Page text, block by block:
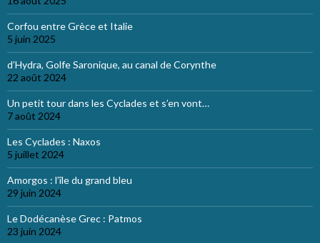
Corfou entre Grèce et Italie
5 juin 2025
d’Hydra, Golfe Saronique, au canal de Corynthe
22 août 2024
Un petit tour dans les Cyclades et s’en vont…
7 août 2024
Les Cyclades : Naxos
5 juillet 2024
Amorgos : l’île du grand bleu
29 juin 2024
Le Dodécanèse Grec : Patmos
23 juin 2024